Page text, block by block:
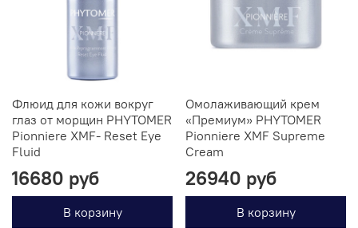
Флюид для кожи вокруг
глаз от морщин PHYTOMER
Pionniere XMF- Reset Eye
Fluid
16680 руб
В корзину
Омолаживающий крем
«Премиум» PHYTOMER
Pionniere XMF Supreme
Cream
26940 руб
В корзину